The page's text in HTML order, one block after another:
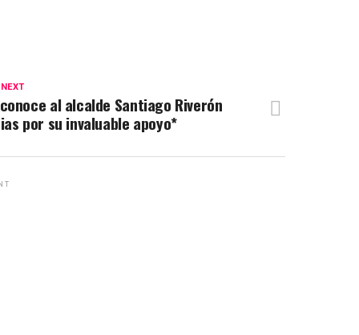
al alcalde Santiago Riverón
por su invaluable apoyo*